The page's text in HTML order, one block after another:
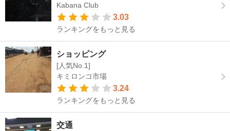
Kabana Club
3.03
ランキングをもっと見る
ショッピング
[人気No.1]
キミロンコ市場
3.24
ランキングをもっと見る
交通